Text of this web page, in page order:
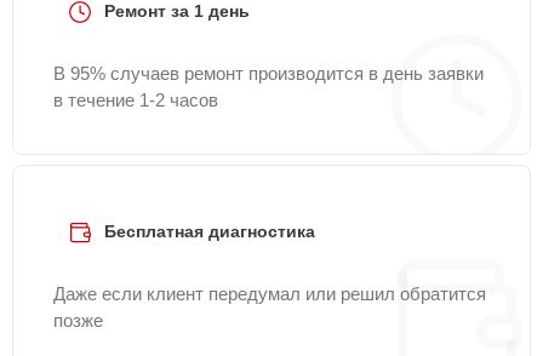
Ремонт за 1 день
В 95% случаев ремонт производится в день заявки
в течение 1-2 часов
Бесплатная диагностика
Даже если клиент передумал или решил обратится
позже